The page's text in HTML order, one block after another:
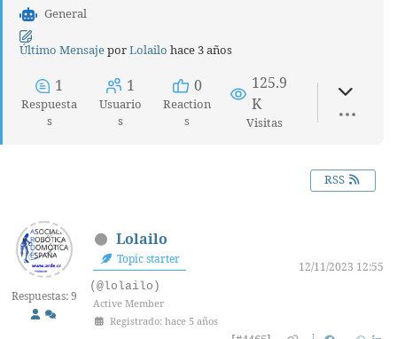
General
Último MensajeporLolailo hace 3 años
1
Respuesta
s
1
Usuario
s
0
Reaction
s
125.9
K
Visitas
RSS
Respuestas: 9
Lolailo
Topic starter
12/11/2023 12:55
(@lolailo)
Active Member
Registrado: hace 5 años